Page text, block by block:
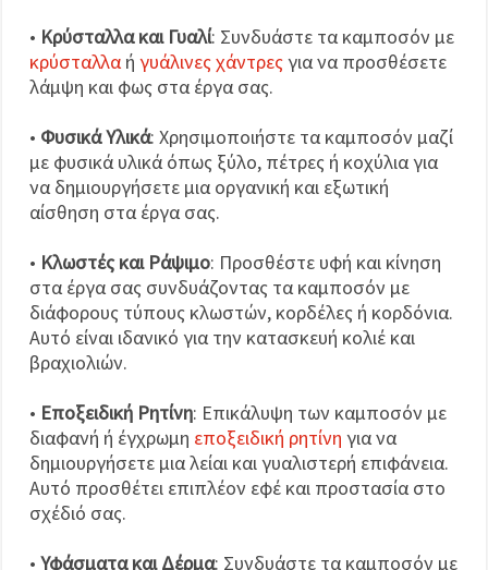
• Κρύσταλλα και Γυαλί: Συνδυάστε τα καμποσόν με
κρύσταλλα ή γυάλινες χάντρεςγια να προσθέσετε
λάμψη και φως στα έργα σας.
• Φυσικά Υλικά: Χρησιμοποιήστε τα καμποσόν μαζί
με φυσικά υλικά όπως ξύλο, πέτρες ή κοχύλια για
να δημιουργήσετε μια οργανική και εξωτική
αίσθηση στα έργα σας.
• Κλωστές και Ράψιμο: Προσθέστε υφή και κίνηση
στα έργα σας συνδυάζοντας τα καμποσόν με
διάφορους τύπους κλωστών, κορδέλες ή κορδόνια.
Αυτό είναι ιδανικό για την κατασκευή κολιέ και
βραχιολιών.
• Εποξειδική Ρητίνη: Επικάλυψη των καμποσόν με
διαφανή ή έγχρωμη εποξειδική ρητίνη για να
δημιουργήσετε μια λείαι και γυαλιστερή επιφάνεια.
Αυτό προσθέτει επιπλέον εφέ και προστασία στο
σχέδιό σας.
• Υφάσματα και Δέρμα: Συνδυάστε τα καμποσόν με